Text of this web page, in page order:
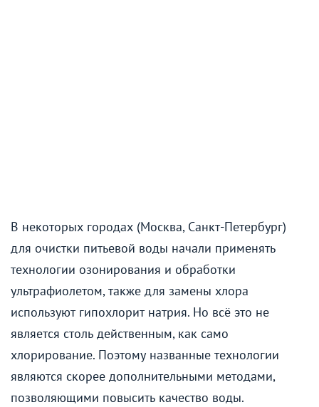
В некоторых городах (Москва, Санкт-Петербург)
для очистки питьевой воды начали применять
технологии озонирования и обработки
ультрафиолетом, также для замены хлора
используют гипохлорит натрия. Но всё это не
является столь действенным, как само
хлорирование. Поэтому названные технологии
являются скорее дополнительными методами,
позволяющими повысить качество воды.